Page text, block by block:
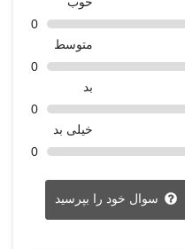
0
متوسط
0
بد
0
خیلی بد
0
سوال خود را بپرسید